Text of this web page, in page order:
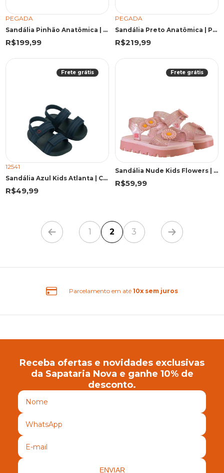
PEGADA
Sandália Pinhão Anatômica | Pegada
R$199,99
PEGADA
Sandália Preto Anatômica | Pegada
R$219,99
Frete grátis
12541
Sandália Azul Kids Atlanta | Cartago
R$49,99
Frete grátis
Sandália Nude Kids Flowers | ZaxyNina
R$59,99
1 2 3
Frete Grátis
Receba ofertas e novidades exclusivas
da Sapataria Nova e ganhe 10% de
desconto.
ENVIAR